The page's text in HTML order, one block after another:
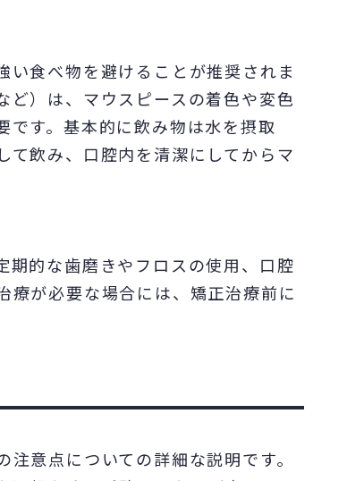
食べ物を避けることが推奨されま
ど）は、マウスピースの着色や変色
です。基本的に飲み物は水を摂取
て飲み、口腔内を清潔にしてからマ
期的な歯磨きやフロスの使用、口腔
療が必要な場合には、矯正治療前に
意点についての詳細な説明です。